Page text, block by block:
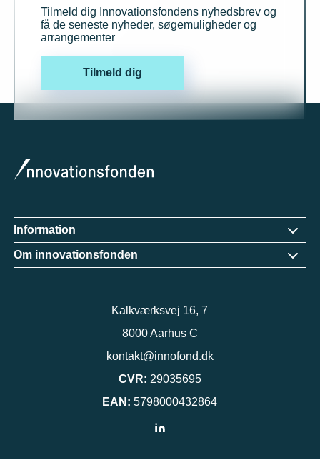
Tilmeld dig Innovationsfondens nyhedsbrev og
få de seneste nyheder, søgemuligheder og
arrangementer
Tilmeld dig
Kalkværksvej 16, 7
8000 Aarhus C
kontakt@innofond.dk
CVR: 29035695
EAN: 5798000432864
Information
Om innovationsfonden